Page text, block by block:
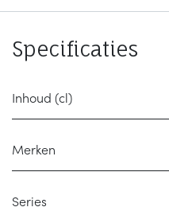
Specificaties
Inhoud (cl)
Merken
Series